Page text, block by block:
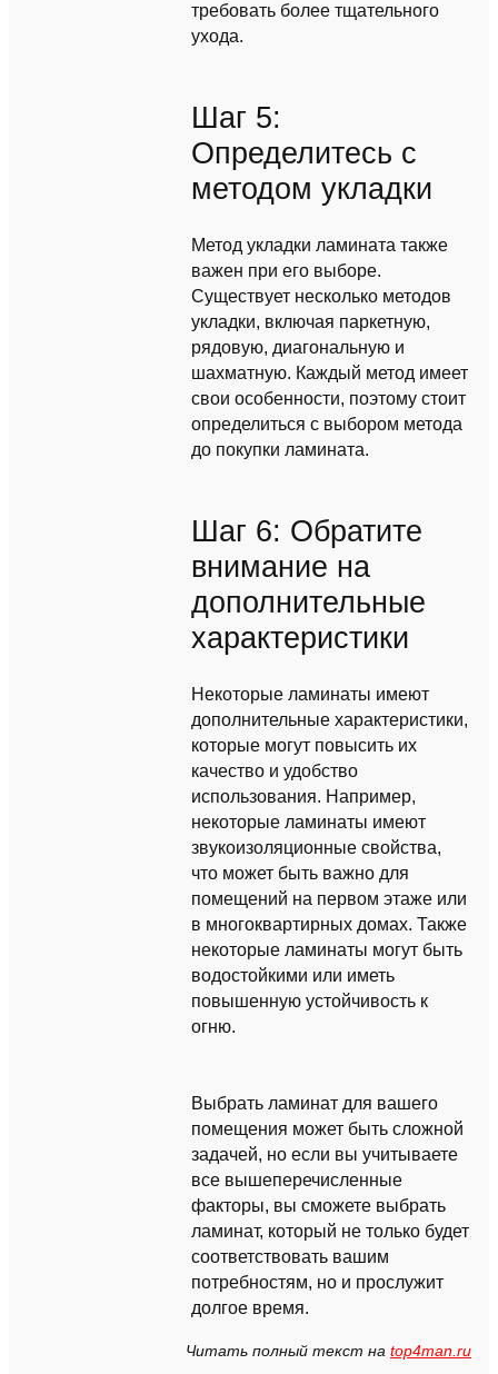
требовать более тщательного
ухода.
Шаг 5:
Определитесь с
методом укладки
Метод укладки ламината также
важен при его выборе.
Существует несколько методов
укладки, включая паркетную,
рядовую, диагональную и
шахматную. Каждый метод имеет
свои особенности, поэтому стоит
определиться с выбором метода
до покупки ламината.
Шаг 6: Обратите
внимание на
дополнительные
характеристики
Некоторые ламинаты имеют
дополнительные характеристики,
которые могут повысить их
качество и удобство
использования. Например,
некоторые ламинаты имеют
звукоизоляционные свойства,
что может быть важно для
помещений на первом этаже или
в многоквартирных домах. Также
некоторые ламинаты могут быть
водостойкими или иметь
повышенную устойчивость к
огню.
Выбрать ламинат для вашего
помещения может быть сложной
задачей, но если вы учитываете
все вышеперечисленные
факторы, вы сможете выбрать
ламинат, который не только будет
соответствовать вашим
потребностям, но и прослужит
долгое время.
Читать полный текст на top4man.ru